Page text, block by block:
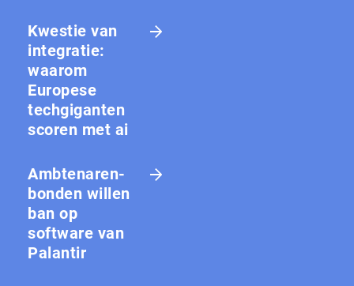
Kwestie van
integratie:
waarom
Europese
techgiganten
scoren met ai
Amb­te­na­ren­
bon­den willen
ban op
software van
Palantir